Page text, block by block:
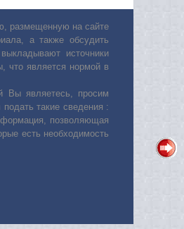
размещенную на сайте
а также обсудить
источники
что является нормой в
Вы являетесь, просим
такие сведения :
позволяющая
есть необходимость